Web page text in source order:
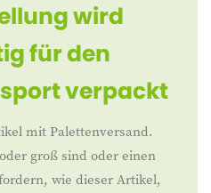
wird
für den
verpackt
mit Palettenversand.
groß sind oder einen
wie dieser Artikel,